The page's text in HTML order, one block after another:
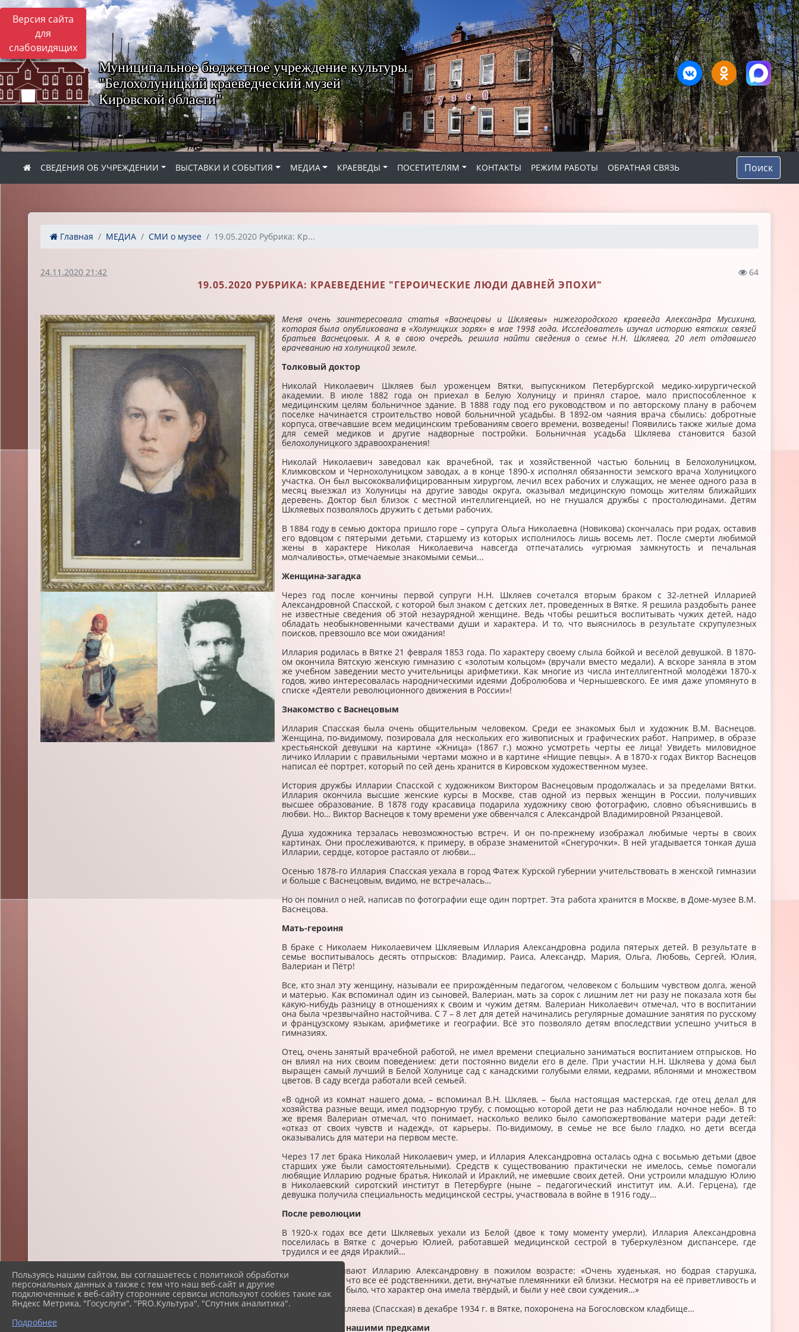
Версия сайта
для
слабовидящих
Муниципальное бюджетное учреждение культуры
"Белохолуницкий краеведческий музей
Кировской области"
СВЕДЕНИЯ ОБ УЧРЕЖДЕНИИ ВЫСТАВКИ И СОБЫТИЯ МЕДИА КРАЕВЕДЫ ПОСЕТИТЕЛЯМ КОНТАКТЫ РЕЖИМ РАБОТЫ ОБРАТНАЯ СВЯЗЬ Поиск
Главная МЕДИА СМИ о музее 19.05.2020 Рубрика: Кр...
24.11.2020 21:42 64
19.05.2020 РУБРИКА: КРАЕВЕДЕНИЕ "ГЕРОИЧЕСКИЕ ЛЮДИ ДАВНЕЙ ЭПОХИ"
Меня очень заинтересовала статья «Васнецовы и Шкляевы» нижегородского краеведа Александра Мусихина,
которая была опубликована в «Холуницких зорях» в мае 1998 года. Исследователь изучал историю вятских связей
братьев Васнецовых. А я, в свою очередь, решила найти сведения о семье Н.Н. Шкляева, 20 лет отдавшего
врачеванию на холуницкой земле.
Толковый доктор
Николай Николаевич Шкляев был уроженцем Вятки, выпускником Петербургской медико-хирургической
академии. В июле 1882 года он приехал в Белую Холуницу и принял старое, мало приспособленное к
медицинским целям больничное здание. В 1888 году под его руководством и по авторскому плану в рабочем
поселке начинается строительство новой больничной усадьбы. В 1892-ом чаяния врача сбылись: добротные
корпуса, отвечавшие всем медицинским требованиям своего времени, возведены! Появились также жилые дома
для семей медиков и другие надворные постройки. Больничная усадьба Шкляева становится базой
белохолуницкого здравоохранения!
Николай Николаевич заведовал как врачебной, так и хозяйственной частью больниц в Белохолуницком,
Климковском и Чернохолуницком заводах, а в конце 1890-х исполнял обязанности земского врача Холуницкого
участка. Он был высококвалифицированным хирургом, лечил всех рабочих и служащих, не менее одного раза в
месяц выезжал из Холуницы на другие заводы округа, оказывал медицинскую помощь жителям ближайших
деревень. Доктор был близок с местной интеллигенцией, но не гнушался дружбы с простолюдинами. Детям
Шкляевых позволялось дружить с детьми рабочих.
В 1884 году в семью доктора пришло горе – супруга Ольга Николаевна (Новикова) скончалась при родах, оставив
его вдовцом с пятерыми детьми, старшему из которых исполнилось лишь восемь лет. После смерти любимой
жены в характере Николая Николаевича навсегда отпечатались «угрюмая замкнутость и печальная
молчаливость», отмечаемые знакомыми семьи...
Женщина-загадка
Через год после кончины первой супруги Н.Н. Шкляев сочетался вторым браком с 32-летней Илларией
Александровной Спасской, с которой был знаком с детских лет, проведенных в Вятке. Я решила раздобыть ранее
не известные сведения об этой незаурядной женщине. Ведь чтобы решиться воспитывать чужих детей, надо
обладать необыкновенными качествами души и характера. И то, что выяснилось в результате скрупулезных
поисков, превзошло все мои ожидания!
Иллария родилась в Вятке 21 февраля 1853 года. По характеру своему слыла бойкой и весёлой девушкой. В 1870-
ом окончила Вятскую женскую гимназию с «золотым кольцом» (вручали вместо медали). А вскоре заняла в этом
же учебном заведении место учительницы арифметики. Как многие из числа интеллигентной молодёжи 1870-х
годов, живо интересовалась народническими идеями Добролюбова и Чернышевского. Ее имя даже упомянуто в
списке «Деятели революционного движения в России»!
Знакомство с Васнецовым
Иллария Спасская была очень общительным человеком. Среди ее знакомых был и художник В.М. Васнецов.
Женщина, по-видимому, позировала для нескольких его живописных и графических работ. Например, в образе
крестьянской девушки на картине «Жница» (1867 г.) можно усмотреть черты ее лица! Увидеть миловидное
личико Илларии с правильными чертами можно и в картине «Нищие певцы». А в 1870-х годах Виктор Васнецов
написал её портрет, который по сей день хранится в Кировском художественном музее.
История дружбы Илларии Спасской с художником Виктором Васнецовым продолжалась и за пределами Вятки.
Иллария окончила высшие женские курсы в Москве, став одной из первых женщин в России, получивших
высшее образование. В 1878 году красавица подарила художнику свою фотографию, словно объяснившись в
любви. Но… Виктор Васнецов к тому времени уже обвенчался с Александрой Владимировной Рязанцевой.
Душа художника терзалась невозможностью встреч. И он по-прежнему изображал любимые черты в своих
картинах. Они прослеживаются, к примеру, в образе знаменитой «Снегурочки». В ней угадывается тонкая душа
Илларии, сердце, которое растаяло от любви…
Осенью 1878-го Иллария Спасская уехала в город Фатеж Курской губернии учительствовать в женской гимназии
и больше с Васнецовым, видимо, не встречалась…
Но он помнил о ней, написав по фотографии еще один портрет. Эта работа хранится в Москве, в Доме-музее В.М.
Васнецова.
Мать-героиня
В браке с Николаем Николаевичем Шкляевым Иллария Александровна родила пятерых детей. В результате в
семье воспитывалось десять отпрысков: Владимир, Раиса, Александр, Мария, Ольга, Любовь, Сергей, Юлия,
Валериан и Пётр!
Все, кто знал эту женщину, называли ее прирождённым педагогом, человеком с большим чувством долга, женой
и матерью. Как вспоминал один из сыновей, Валериан, мать за сорок с лишним лет ни разу не показала хотя бы
какую-нибудь разницу в отношениях к своим и чужим детям. Валериан Николаевич отмечал, что в воспитании
она была чрезвычайно настойчива. С 7 – 8 лет для детей начинались регулярные домашние занятия по русскому
и французскому языкам, арифметике и географии. Всё это позволяло детям впоследствии успешно учиться в
гимназиях.
Отец, очень занятый врачебной работой, не имел времени специально заниматься воспитанием отпрысков. Но
он влиял на них своим поведением: дети постоянно видели его в деле. При участии Н.Н. Шкляева у дома был
выращен самый лучший в Белой Холунице сад с канадскими голубыми елями, кедрами, яблонями и множеством
цветов. В саду всегда работали всей семьей.
«В одной из комнат нашего дома, – вспоминал В.Н. Шкляев, – была настоящая мастерская, где отец делал для
хозяйства разные вещи, имел подзорную трубу, с помощью которой дети не раз наблюдали ночное небо». В то
же время Валериан отмечал, что понимает, насколько велико было самопожертвование матери ради детей:
«отказ от своих чувств и надежд», от карьеры. По-видимому, в семье не все было гладко, но дети всегда
оказывались для матери на первом месте.
Через 17 лет брака Николай Николаевич умер, и Иллария Александровна осталась одна с восьмью детьми (двое
старших уже были самостоятельными). Средств к существованию практически не имелось, семье помогали
любящие Илларию родные братья, Николай и Ираклий, не имевшие своих детей. Они устроили младшую Юлию
в Николаевский сиротский институт в Петербурге (ныне – педагогический институт им. А.И. Герцена), где
девушка получила специальность медицинской сестры, участвовала в войне в 1916 году…
После революции
В 1920-х годах все дети Шкляевых уехали из Белой (двое к тому моменту умерли). Иллария Александровна
поселилась в Вятке с дочерью Юлией, работавшей медицинской сестрой в туберкулёзном диспансере, где
трудился и ее дядя Ираклий…
Вот как описывают Илларию Александровну в пожилом возрасте: «Очень худенькая, но бодрая старушка,
чувствовалось, что все её родственники, дети, внучатые племянники ей близки. Несмотря на её приветливость и
доброту, видно было, что характер она имела твёрдый, и были у неё свои суждения…»
Умерла И.А. Шкляева (Спасская) в декабре 1934 г. в Вятке, похоронена на Богословском кладбище…
Жили рядом с нашими предками
Пользуясь нашим сайтом, вы соглашаетесь с политикой обработки
персональных данных а также с тем что наш веб-сайт и другие
подключенные к веб-сайту сторонние сервисы используют cookies такие как
Яндекс Метрика, "Госуслуги", "PRO.Культура", "Спутник аналитика".
Подробнее